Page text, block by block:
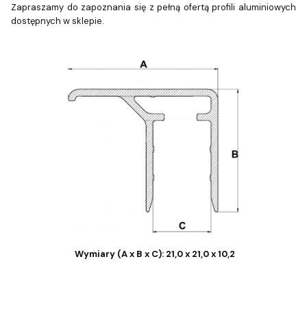
Zapraszamy do zapoznania się z pełną ofertą profili aluminiowych
dostępnych w sklepie.
Wymiary (A x B x C): 21,0 x 21,0 x 10,2